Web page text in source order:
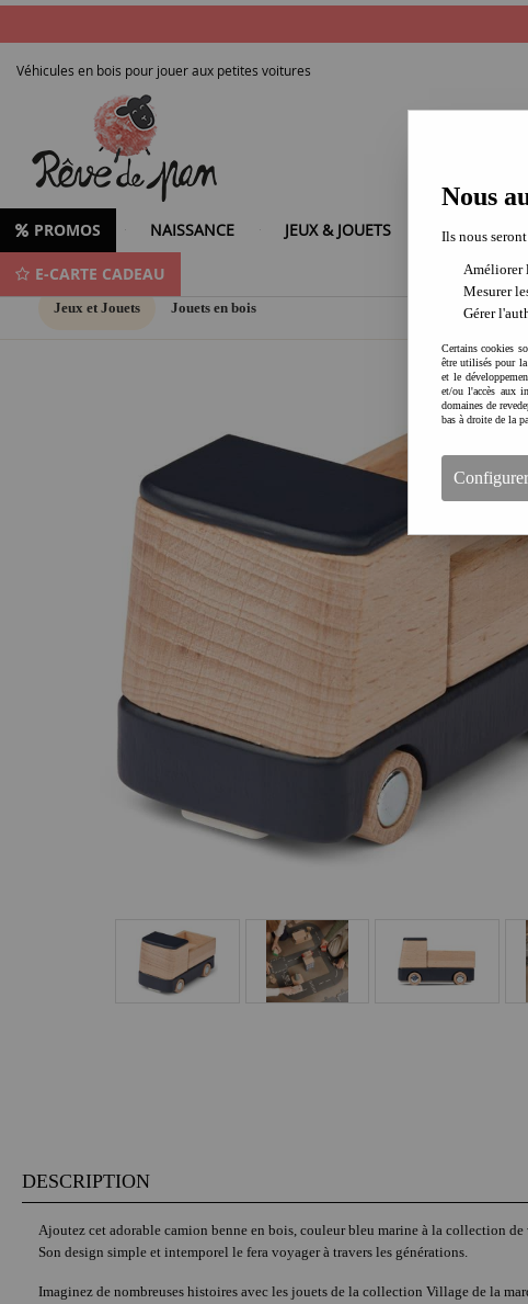
Véhicules en bois pour jouer aux petites voitures
PROMOS NAISSANCE JEUX & JOUETS LOISIRS
E-CARTE CADEAU
Jeux et Jouets Jouets en bois
DESCRIPTION
Ajoutez cet adorable camion benne en bois, couleur bleu marine à la collection
Son design simple et intemporel le fera voyager à travers les générations.
Imaginez de nombreuses histoires avec les jouets de la collection Village de la
Nous
Ils nous
Améliorer
Mesurer
Gérer
Certains cookies
être utilisés pour la
et le
et/ou l'accès aux
domaines de
bas à droite de la
Configurer